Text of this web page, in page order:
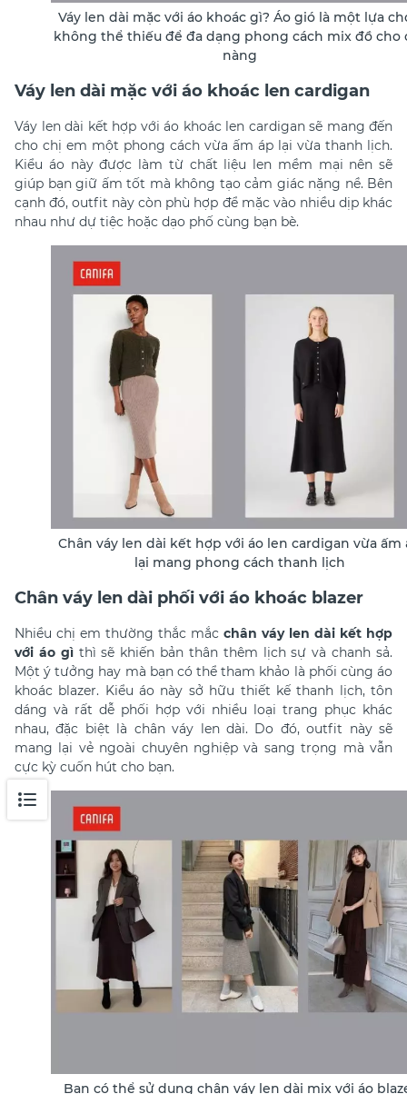
Váy len dài mặc với áo khoác gì? Áo gió là một lựa
không thể thiếu để đa dạng phong cách mix đồ cho
nàng
Váy len dài mặc với áo khoác len cardigan
Váy len dài kết hợp với áo khoác len cardigan sẽ mang đến
cho chị em một phong cách vừa ấm áp lại vừa thanh lịch.
Kiểu áo này được làm từ chất liệu len mềm mại nên sẽ
giúp bạn giữ ấm tốt mà không tạo cảm giác nặng nề. Bên
cạnh đó, outfit này còn phù hợp để mặc vào nhiều dịp khác
nhau như dự tiệc hoặc dạo phố cùng bạn bè.
Chân váy len dài kết hợp với áo len cardigan vừa ấm
lại mang phong cách thanh lịch
Chân váy len dài phối với áo khoác blazer
Nhiều chị em thường thắc mắc chân váy len dài kết hợp
với áo gì thì sẽ khiến bản thân thêm lịch sự và chanh sả.
Một ý tưởng hay mà bạn có thể tham khảo là phối cùng áo
khoác blazer. Kiểu áo này sở hữu thiết kế thanh lịch, tôn
dáng và rất dễ phối hợp với nhiều loại trang phục khác
nhau, đặc biệt là chân váy len dài. Do đó, outfit này sẽ
mang lại vẻ ngoài chuyên nghiệp và sang trọng mà vẫn
cực kỳ cuốn hút cho bạn.
Bạn có thể sử dụng chân váy len dài mix với áo